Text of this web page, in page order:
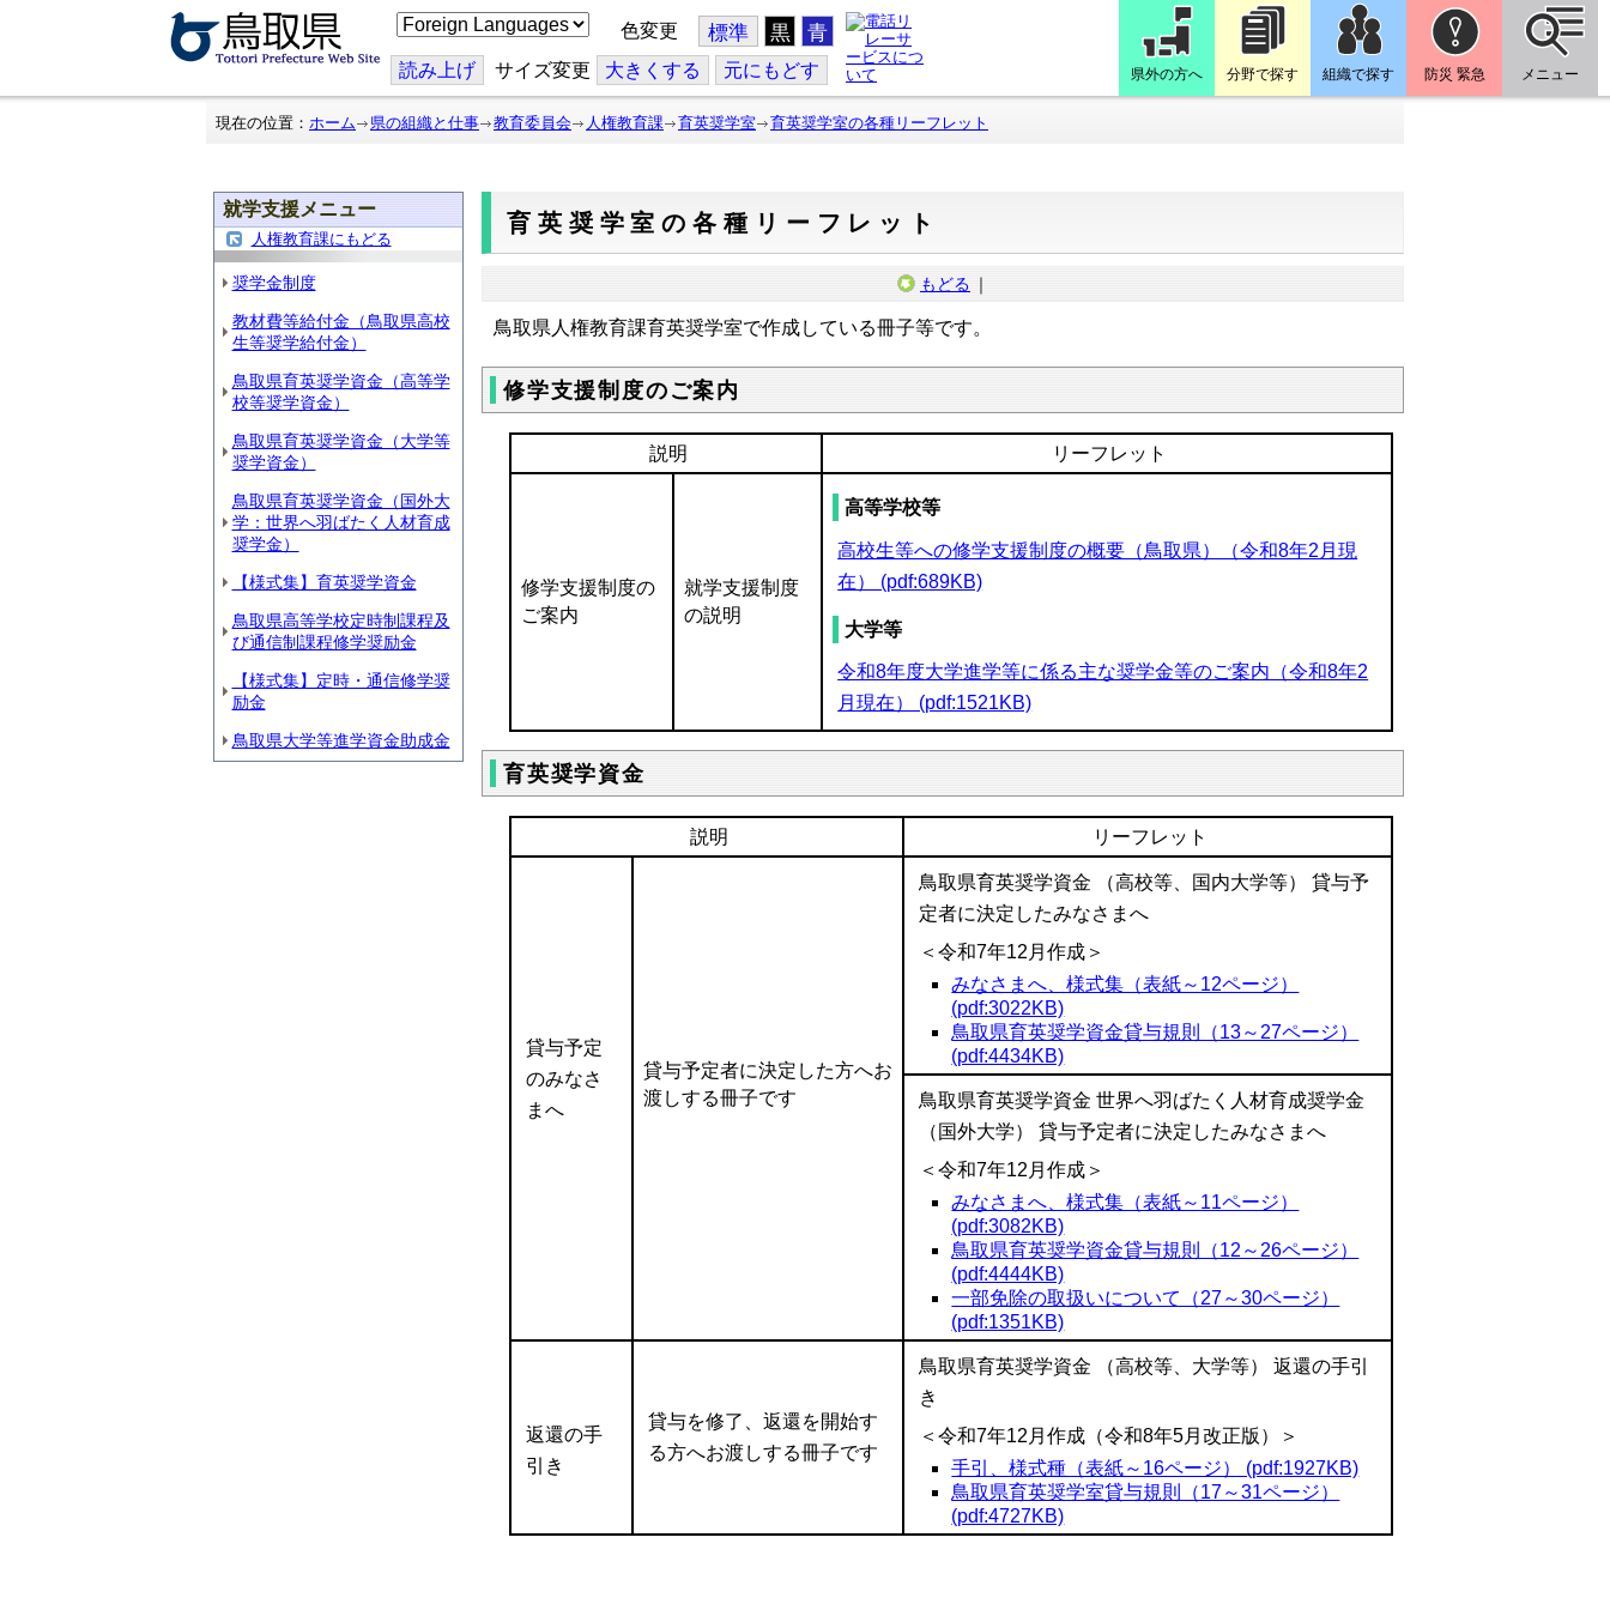
こ
の
ジ
を
翻
色変更 標準 黒 青
読み上げ サイズ変更 大きくする 元にもどす 県外の方へ 分野で探す 組織で探す 防災 緊急 メニュー
現在の位置： ホーム 県の組織と仕事 教育委員会 人権教育課 育英奨学室 育英奨学室の各種リーフレット
就学支援メニュー
人権教育課にもどる
奨学金制度
教材費等給付金（鳥取県高校
生等奨学給付金）
鳥取県育英奨学資金（高等学
校等奨学資金）
鳥取県育英奨学資金（大学等
奨学資金）
鳥取県育英奨学資金（国外大
学：世界へ羽ばたく人材育成
奨学金）
【様式集】育英奨学資金
鳥取県高等学校定時制課程及
び通信制課程修学奨励金
【様式集】定時・通信修学奨
励金
鳥取県大学等進学資金助成金
育英奨学室の各種リーフレット
もどる ｜
鳥取県人権教育課育英奨学室で作成している冊子等です。
修学支援制度のご案内
説明 リーフレット
修学支援制度の
ご案内
就学支援制度
の説明
高等学校等
高校生等への修学支援制度の概要（鳥取県）（令和8年2月現
在） (pdf:689KB)
大学等
令和8年度大学進学等に係る主な奨学金等のご案内（令和8年2
月現在） (pdf:1521KB)
育英奨学資金
説明 リーフレット
貸与予定
のみなさ
まへ
貸与予定者に決定した方へお
渡しする冊子です
鳥取県育英奨学資金 （高校等、国内大学等） 貸与予
定者に決定したみなさまへ
＜令和7年12 月作成＞
みなさまへ、様式集（表紙～12ページ）
(pdf:3022KB)
鳥取県育英奨学資金貸与規則（13～27ページ）
(pdf:4434KB)
鳥取県育英奨学資金 世界へ羽ばたく人材育成奨学金
（国外大学） 貸与予定者に決定したみなさまへ
＜令和7年12 月作成＞
みなさまへ、様式集（表紙～11ページ）
(pdf:3082KB)
鳥取県育英奨学資金貸与規則（12～26ページ）
(pdf:4444KB)
一部免除の取扱いについて（27～30ページ）
(pdf:1351KB)
返還の手
引き
貸与を修了、返還を開始す
る方へお渡しする冊子です
鳥取県育英奨学資金 （高校等、大学等） 返還の手引
き
＜令和7年12月作成（令和8年5月改正版）＞
手引、様式種（表紙～16ページ） (pdf:1927KB)
鳥取県育英奨学室貸与規則（17～31ページ）
(pdf:4727KB)